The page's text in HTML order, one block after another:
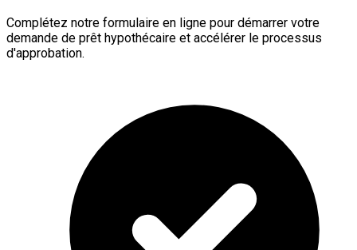
Complétez notre formulaire en ligne pour démarrer votre
demande de prêt hypothécaire et accélérer le processus
d'approbation.